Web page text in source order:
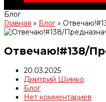
Блог
Главная » Блог»
Отвечаю!#138/
20.03.2025
Дмитрий Шимко
Блог
Нет комментариев